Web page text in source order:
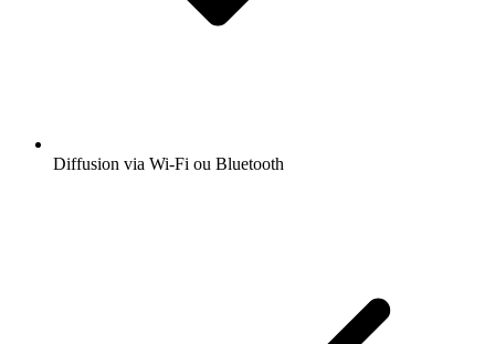
Diffusion via Wi-Fi ou Bluetooth